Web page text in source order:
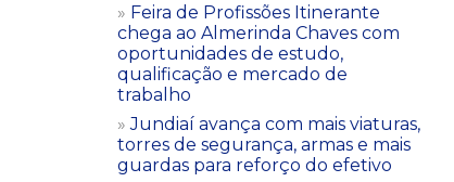
Feira de Profissões Itinerante
chega ao Almerinda Chaves com
oportunidades de estudo,
qualificação e mercado de
trabalho
Jundiaí avança com mais viaturas,
torres de segurança, armas e mais
guardas para reforço do efetivo